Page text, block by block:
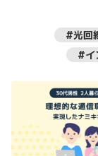
#光回
#イ